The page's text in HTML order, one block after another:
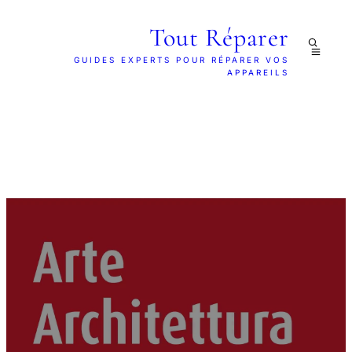
Tout Réparer
GUIDES EXPERTS POUR RÉPARER VOS
APPAREILS